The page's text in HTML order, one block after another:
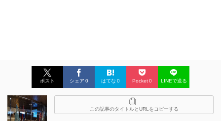
ポスト シェア 0 はてな 0 Pocket0 LINEで送る
この記事のタイトルとURLをコピーする